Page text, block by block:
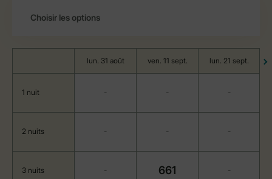
lun. 31 août ven. 11 sept. lun. 21 sept.
1 nuit - - -
2 nuits - - -
3 nuits - 661 -